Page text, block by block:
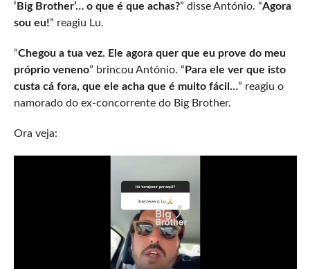
‘Big Brother’… o que é que achas?” disse António. “Agora
sou eu!” reagiu Lu.
“Chegou a tua vez. Ele agora quer que eu prove do meu
próprio veneno” brincou António. “ Para ele ver que isto
custa cá fora, que ele acha que é muito fácil…” reagiu o
namorado do ex-concorrente do Big Brother.
Ora veja: